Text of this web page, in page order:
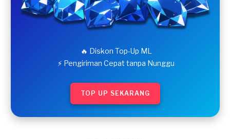
🔥 Diskon Top-Up ML
⚡ Pengiriman Cepat tanpa Nunggu
TOP UP SEKARANG